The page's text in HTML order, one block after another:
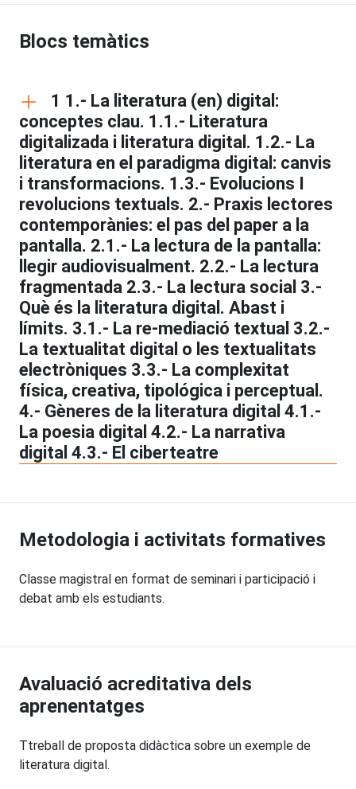
Blocs temàtics
1 1.- La literatura (en) digital:
conceptes clau. 1.1.- Literatura
digitalizada i literatura digital. 1.2.- La
literatura en el paradigma digital: canvis
i transformacions. 1.3.- Evolucions I
revolucions textuals. 2.- Praxis lectores
contemporànies: el pas del paper a la
pantalla. 2.1.- La lectura de la pantalla:
llegir audiovisualment. 2.2.- La lectura
fragmentada 2.3.- La lectura social 3.-
Què és la literatura digital. Abast i
límits. 3.1.- La re-mediació textual 3.2.-
La textualitat digital o les textualitats
electròniques 3.3.- La complexitat
física, creativa, tipológica i perceptual.
4.- Gèneres de la literatura digital 4.1.-
La poesia digital 4.2.- La narrativa
digital 4.3.- El ciberteatre
Metodologia i activitats formatives
Classe magistral en format de seminari i participació i
debat amb els estudiants.
Avaluació acreditativa dels
aprenentatges
Ttreball de proposta didàctica sobre un exemple de
literatura digital.